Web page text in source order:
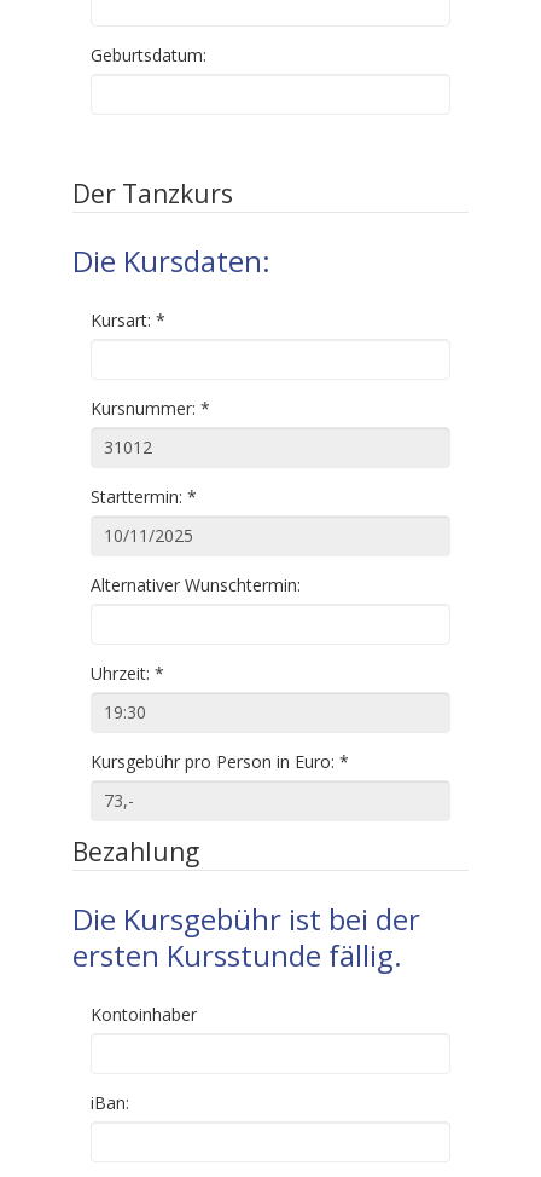
Geburtsdatum:
Der Tanzkurs
Die Kursdaten:
Kursart: *
Kursnummer: *
Starttermin: *
Alternativer Wunschtermin:
Uhrzeit: *
Kursgebühr pro Person in Euro: *
Bezahlung
Die Kursgebühr ist bei der
ersten Kursstunde fällig.
Kontoinhaber
iBan: